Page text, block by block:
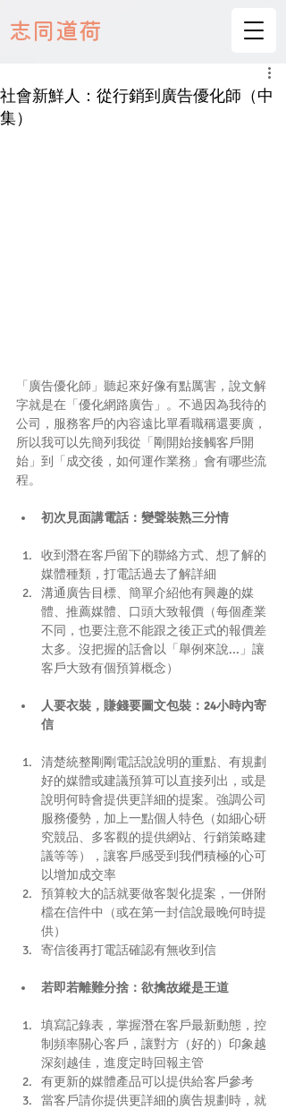
志同道荷
社會新鮮人：從行銷到廣告優化師（中
集）
「廣告優化師」聽起來好像有點厲害，說文解
字就是在「優化網路廣告」。不過因為我待的
公司，服務客戶的內容遠比單看職稱還要廣，
所以我可以先簡列我從「剛開始接觸客戶開
始」到「成交後，如何運作業務」會有哪些流
程。
初次見面講電話：變聲裝熟三分情
收到潛在客戶留下的聯絡方式、想了解的
媒體種類，打電話過去了解詳細
溝通廣告目標、簡單介紹他有興趣的媒
體、推薦媒體、口頭大致報價（每個產業
不同，也要注意不能跟之後正式的報價差
太多。沒把握的話會以「舉例來說...」讓
客戶大致有個預算概念）
人要衣裝，賺錢要圖文包裝：24小時內寄
信
清楚統整剛剛電話說說明的重點、有規劃
好的媒體或建議預算可以直接列出，或是
說明何時會提供更詳細的提案。強調公司
服務優勢，加上一點個人特色（如細心研
究競品、多客觀的提供網站、行銷策略建
議等等），讓客戶感受到我們積極的心可
以增加成交率
預算較大的話就要做客製化提案，一併附
檔在信件中（或在第一封信說最晚何時提
供）
寄信後再打電話確認有無收到信
若即若離難分捨：欲擒故縱是王道
填寫記錄表，掌握潛在客戶最新動態，控
制頻率關心客戶，讓對方（好的）印象越
深刻越佳，進度定時回報主管
有更新的媒體產品可以提供給客戶參考
當客戶請你提供更詳細的廣告規劃時，就